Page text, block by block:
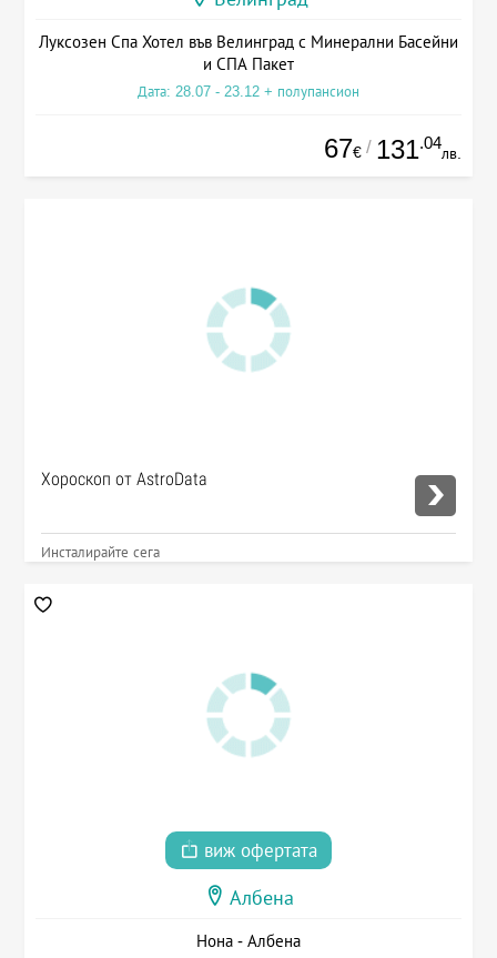
Луксозен Спа Хотел във Велинград с Минерални Басейни
и СПА Пакет
Дата: 28.07 - 23.12 + полупансион
67€ / 131.04
лв.
Хороскоп от AstroData
Инсталирайте сега
виж офертата
Албена
Нона - Албена